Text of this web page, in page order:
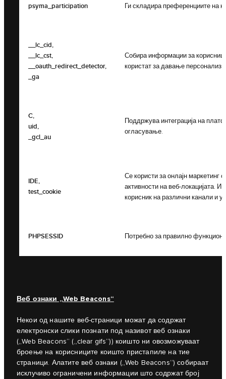
psyma_participation Ги складира преференциите на
__lc_cid,
__lc_cst,
__oauth_redirect_detector,
_ga
Собира информации за
користат за давање
C,
uid,
_gcl_au
Поддржува интеграција на
огласување.
IDE,
test_cookie
Се користи за онлајн маркетинг
активности на веб-локацијата.
корисник на различни канали и
PHPSESSID Потребно за правилно
Веб ознаки „Web Beacons“
Некои од нашите веб-страници можат да содржат
електронски слики познати под називот веб ознаки
(„Web Beacons“ („clear gifs“)) коишто ни овозможуваат
броење на корисниците коишто пристапиле на тие
страници. Алатите веб ознаки („Web Beacons“) собираат
исклучиво ограничени информации што содржат број